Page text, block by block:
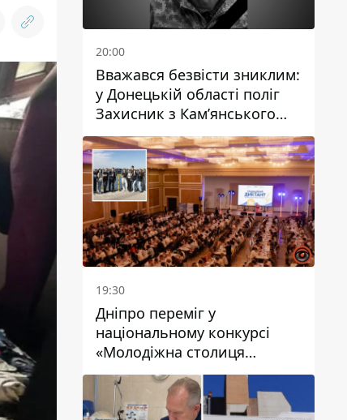
20:00
Вважався безвісти зниклим:
у Донецькій області поліг
Захисник з Кам’янського
Антон Красовський
19:30
Дніпро переміг у
національному конкурсі
«Молодіжна столиця
України – 2026»